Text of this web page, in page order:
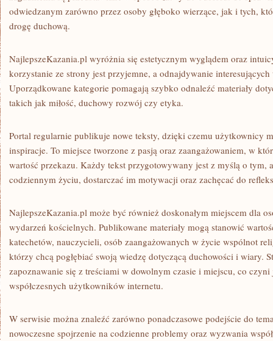
odwiedzanym zarówno przez osoby głęboko wierzące, jak i tych,
drogę duchową.
NajlepszeKazania.pl wyróżnia się estetycznym wyglądem oraz
korzystanie ze strony jest przyjemne, a odnajdywanie
Uporządkowane kategorie pomagają szybko odnaleźć materiały
takich jak miłość, duchowy rozwój czy etyka.
Portal regularnie publikuje nowe teksty, dzięki czemu użytkownicy
inspiracje. To miejsce tworzone z pasją oraz zaangażowaniem, w
wartość przekazu. Każdy tekst przygotowywany jest z myślą o tym,
codziennym życiu, dostarczać im motywacji oraz zachęcać do
NajlepszeKazania.pl może być również doskonałym miejscem dla
wydarzeń kościelnych. Publikowane materiały mogą stanowić
katechetów, nauczycieli, osób zaangażowanych w życie wspólnot
którzy chcą pogłębiać swoją wiedzę dotyczącą duchowości i wiary.
zapoznawanie się z treściami w dowolnym czasie i miejscu, co
współczesnych użytkowników internetu.
W serwisie można znaleźć zarówno ponadczasowe podejście do
nowoczesne spojrzenie na codzienne problemy oraz wyzwania